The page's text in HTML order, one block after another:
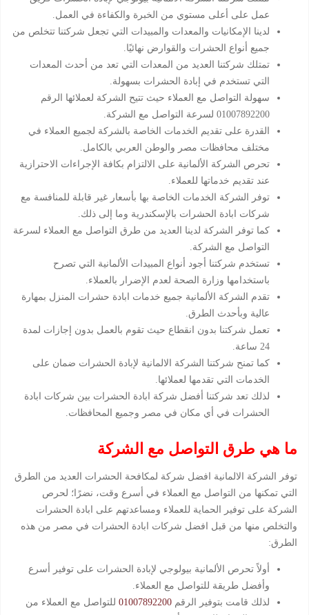
عمل على أعلى مستوي من الخبرة والكفاءة في العمل.
لدينا الإمكانيات والمعدات والمبيدات التي تجعل شركتنا تتخلص من
جميع أنواع الحشرات والقوارض نهائيًا.
تمتلك شركتنا العديد من المعدات التي تعد من أحدث المعدات
التي تستخدم في إبادة الحشرات بسهولة.
سهولة التواصل مع العملاء حيث تتيح الشركة لعملائها الرقم
01007892200 لسرعة التواصل مع الشركة.
القدرة على تقديم الخدمات الخاصة بالشركة لجميع العملاء في
مختلف محافظات مصر والوطن العربي بالكامل.
تحرص الشركة الألمانية على الالتزام بكافة الإجراءات الاحترازية
عند تقديم خدماتها للعملاء.
توفر الشركة الخدمات الخاصة بها بأسعار غير قابلة للمنافسة مع
شركات ابادة الحشرات بالإسكندرية وما إلى ذلك.
كما توفر الشركة لدينا العديد من طرق التواصل مع العملاء لسرعة
التواصل مع الشركة.
تستخدم شركتنا أجود أنواع المبيدات الألمانية التي تصرح
باستخدامها وزارة الصحة لعدم الإضرار بالعملاء.
تقدم الشركة الألمانية جميع خدمات ابادة حشرات المنزل بمهارة
عالية وبأحدث الطرق.
تعمل شركتنا بدون انقطاع حيث تقوم بالعمل بدون إجازات لمدة
24 ساعة.
كما تمنح شركتنا الشركة الالمانية لإبادة الحشرات ضمان على
الخدمات التي تقدمها لعملائها.
لذلك تعد شركتنا أفضل شركة ابادة الحشرات بين شركات ابادة
الحشرات في أي مكان في مصر وجميع المحافظات.
ما هي طرق التواصل مع الشركة
توفر الشركة الالمانية افضل شركة لمكافحة الحشرات العديد من الطرق
التي تمكنها من التواصل مع العملاء في أسرع وقت، نضرًا؛ لحرص
الشركة على توفير الحماية للعملاء ومساعدتهم على ابادة الحشرات
والتخلص منها من قبل افضل شركات ابادة الحشرات في مصر من هذه
الطرق:
أولاً تحرص الألمانية بيولوجي لإبادة الحشرات على توفير أسرع
وأفضل طريقة للتواصل مع العملاء.
لذلك قامت بتوفير الرقم 01007892200 للتواصل مع العملاء من